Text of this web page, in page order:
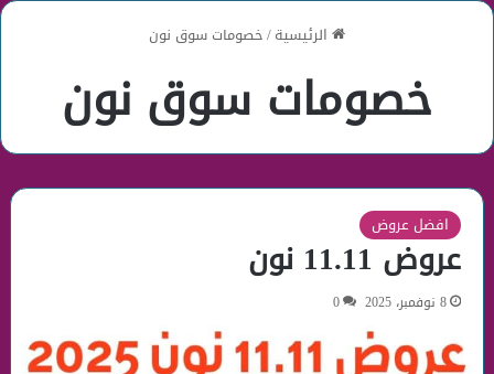
الرئيسية/خصومات سوق نون
خصومات سوق نون
افضل عروض
عروض 11.11 نون
8 نوفمبر، 2025 0